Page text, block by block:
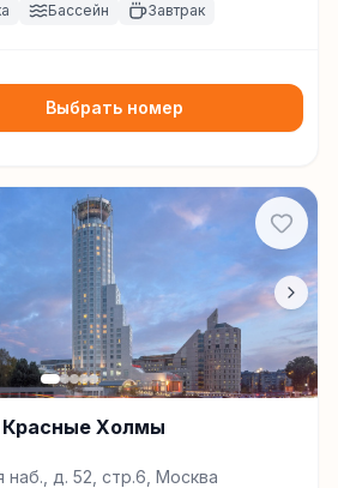
Бассейн Завтрак
Выбрать номер
Холмы
наб., д. 52, стр.6, Москва